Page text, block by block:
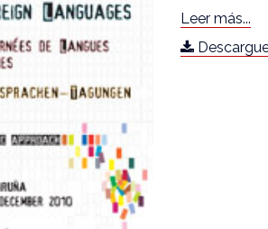
Leer más...